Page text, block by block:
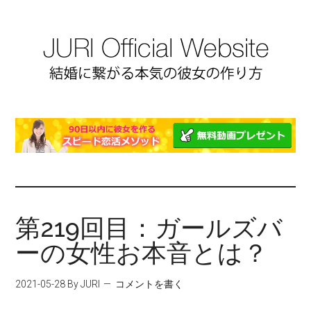
第219回目：ガールズバ
ーの女性お本音とは？
2021-05-28 By JURI コメントを書く